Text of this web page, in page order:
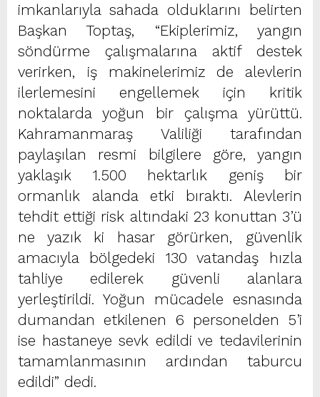
imkanlarıyla sahada olduklarını belirten
Başkan Toptaş, “Ekiplerimiz, yangın
söndürme çalışmalarına aktif destek
verirken, iş makinelerimiz de alevlerin
ilerlemesini engellemek için kritik
noktalarda yoğun bir çalışma yürüttü.
Kahramanmaraş Valiliği tarafından
paylaşılan resmi bilgilere göre, yangın
yaklaşık 1.500 hektarlık geniş bir
ormanlık alanda etki bıraktı. Alevlerin
tehdit ettiği risk altındaki 23 konuttan 3’ü
ne yazık ki hasar görürken, güvenlik
amacıyla bölgedeki 130 vatandaş hızla
tahliye edilerek güvenli alanlara
yerleştirildi. Yoğun mücadele esnasında
dumandan etkilenen 6 personelden 5’i
ise hastaneye sevk edildi ve tedavilerinin
tamamlanmasının ardından taburcu
edildi” dedi.